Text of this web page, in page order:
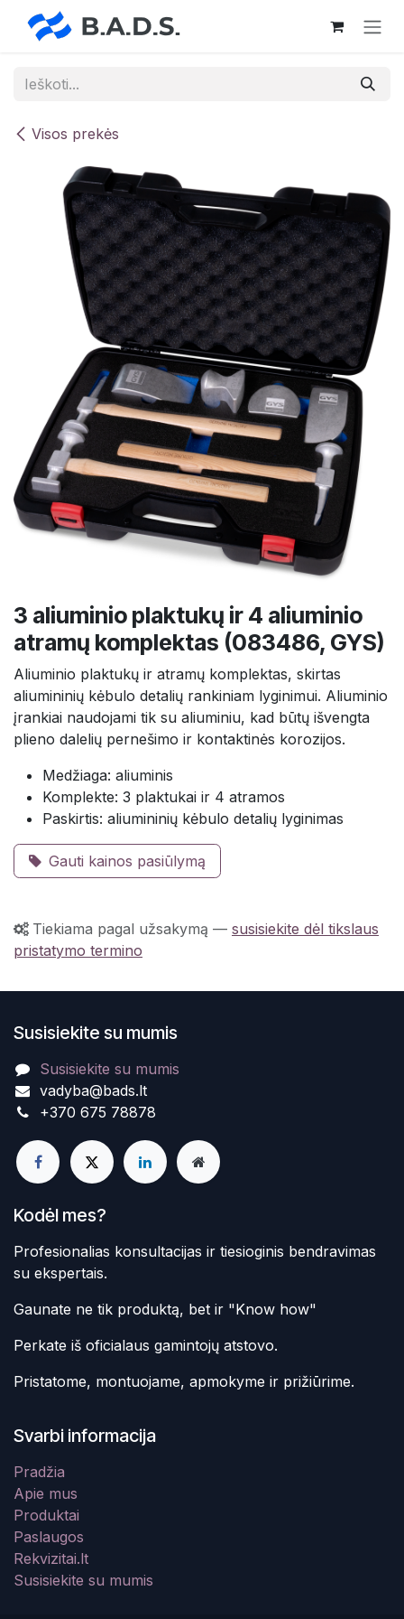
Skip to Content
Visos prekės
3 aliuminio plaktukų ir 4 aliuminio
atramų komplektas (083486, GYS)
Aliuminio plaktukų ir atramų komplektas, skirtas
aliumininių kėbulo detalių rankiniam lyginimui. Aliuminio
įrankiai naudojami tik su aliuminiu, kad būtų išvengta
plieno dalelių pernešimo ir kontaktinės korozijos.
Medžiaga: aliuminis
Komplekte: 3 plaktukai ir 4 atramos
Paskirtis: aliumininių kėbulo detalių lyginimas
Gauti kainos pasiūlymą
Tiekiama pagal užsakymą — susisiekite dėl tikslaus
pristatymo termino
Susisiekite su mumis
Susisiekite su mumis
vadyba@bads.lt
+370 675 78878
Kodėl mes?
Profesionalias konsultacijas ir tiesioginis bendravimas
su ekspertais.
Gaunate ne tik produktą, bet ir "Know how"
Perkate iš oficialaus gamintojų atstovo.
Pristatome, montuojame, apmokyme ir prižiūrime.
Svarbi informacija
Pradžia
Apie mus
Produktai
Paslaugos
Rekvizitai.lt
Susisiekite su mumis